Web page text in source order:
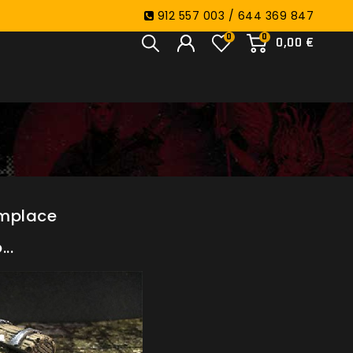
912 557 003 / 644 369 847
0
0,00 €
0